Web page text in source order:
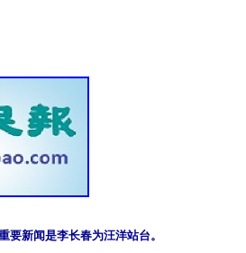
要新闻是李长春为汪洋站台。